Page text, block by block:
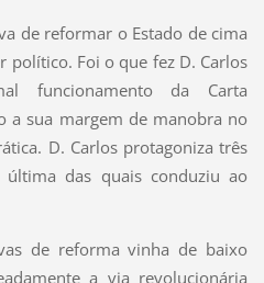
de reformar o Estado de cima
político. Foi o que fez D. Carlos
funcionamento da Carta
a sua margem de manobra no
D. Carlos protagoniza três
das quais conduziu ao
de reforma vinha de baixo
a via revolucionária